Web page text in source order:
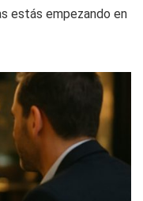
estás empezando en